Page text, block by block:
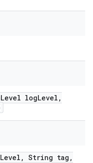
Level logLevel ,
Level , String tag ,